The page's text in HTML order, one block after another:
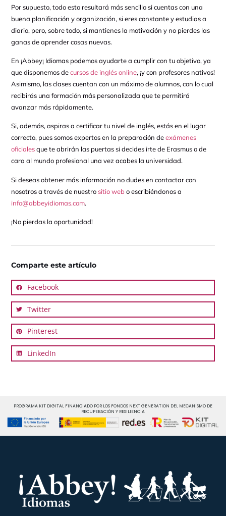
Por supuesto, todo esto resultará más sencillo si cuentas con una
buena planificación y organización, si eres constante y estudias a
diario, pero, sobre todo, si mantienes la motivación y no pierdes las
ganas de aprender cosas nuevas.
En ¡Abbey¡ Idiomas podemos ayudarte a cumplir con tu objetivo, ya
que disponemos decursos de inglés online, ¡y con profesores nativos!
Asimismo, las clases cuentan con un máximo de alumnos, con lo cual
recibirás una formación más personalizada que te permitirá
avanzar más rápidamente.
Si, además, aspiras a certificar tu nivel de inglés, estás en el lugar
correcto, pues somos expertos en la preparación deexámenes
oficialesque te abrirán las puertas si decides irte de Erasmus o de
cara al mundo profesional una vez acabes la universidad.
Si deseas obtener más información no dudes en contactar con
nosotros a través de nuestrositio webo escribiéndonos a
info@abbeyidiomas.com.
¡No pierdas la oportunidad!
Comparte este artículo
Facebook
Twitter
Pinterest
LinkedIn
PROGRAMA KIT DIGITAL FINANCIADO POR LOS FONDOS NEXT GENERATION DEL MECANISMO DE
RECUPERACIÓN Y RESILIENCIA